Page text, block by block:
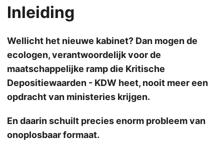
Inleiding
Wellicht het nieuwe kabinet? Dan mogen de
ecologen, verantwoordelijk voor de
maatschappelijke ramp die Kritische
Depositiewaarden - KDW heet, nooit meer een
opdracht van ministeries krijgen.
En daarin schuilt precies enorm probleem van
onoplosbaar formaat.